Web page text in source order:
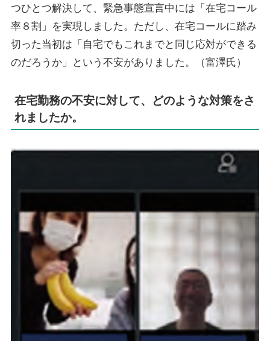
つひとつ解決して、緊急事態宣言中には「在宅コール
率８割」を実現しました。ただし、在宅コールに踏み
切った当初は「自宅でもこれまでと同じ応対ができる
のだろうか」という不安がありました。（富澤氏）
在宅勤務の不安に対して、どのような対策をさ
れましたか。